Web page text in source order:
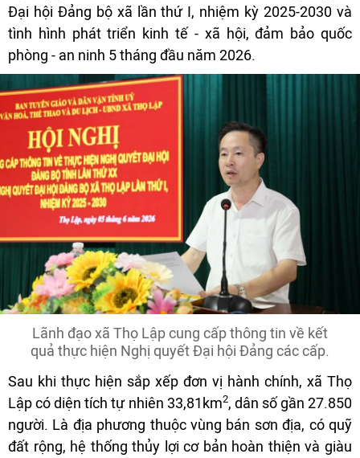
Đại hội Đảng bộ xã lần thứ I, nhiệm kỳ 2025-2030 và
tình hình phát triển kinh tế - xã hội, đảm bảo quốc
phòng - an ninh 5 tháng đầu năm 2026.
Lãnh đạo xã Thọ Lập cung cấp thông tin về kết
quả thực hiện Nghị quyết Đại hội Đảng các cấp.
Sau khi thực hiện sắp xếp đơn vị hành chính, xã Thọ
Lập có diện tích tự nhiên 33,81km2, dân số gần 27.850
người. Là địa phương thuộc vùng bán sơn địa, có quỹ
đất rộng, hệ thống thủy lợi cơ bản hoàn thiện và giàu